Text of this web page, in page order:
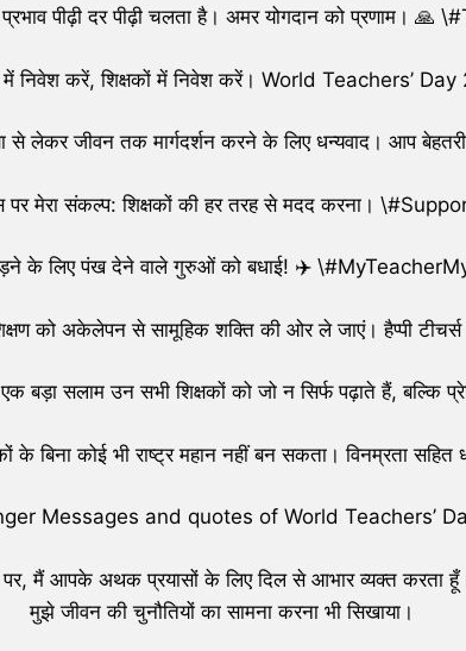
पीढ़ी दर पीढ़ी चलता है। अमर योगदान को प्रणाम। 🙏
में निवेश करें, शिक्षकों में निवेश करें। World Teachers’
से लेकर जीवन तक मार्गदर्शन करने के लिए धन्यवाद। आप
पर मेरा संकल्प: शिक्षकों की हर तरह से मदद करना।
के लिए पंख देने वाले गुरुओं को बधाई! ✈️
को अकेलेपन से सामूहिक शक्ति की ओर ले जाएं। हैप्पी
बड़ा सलाम उन सभी शिक्षकों को जो न सिर्फ पढ़ाते हैं, बल्कि
के बिना कोई भी राष्ट्र महान नहीं बन सकता। विनम्रता सहित
Messages and quotes of World Teachers’
पर, मैं आपके अथक प्रयासों के लिए दिल से आभार व्यक्त करता
मुझे जीवन की चुनौतियों का सामना करना भी सिखाया।